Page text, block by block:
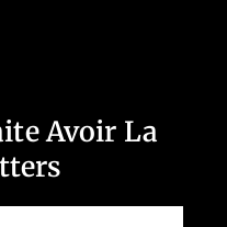
Avoir La